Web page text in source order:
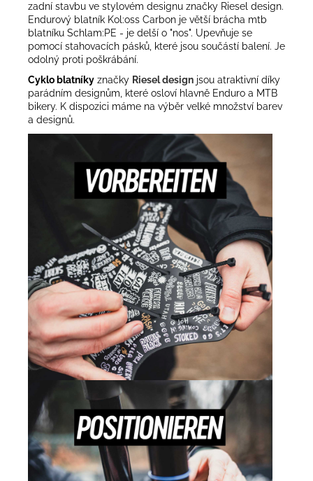
zadní stavbu ve stylovém designu značky Riesel design.
Endurový blatník Kol:oss Carbon je větší brácha mtb
blatníku Schlam:PE - je delší o "nos". Upevňuje se
pomocí stahovacích pásků, které jsou součástí balení. Je
odolný proti poškrábání.
Cyklo blatníky značky Riesel design jsou atraktivní díky
parádním designům, které osloví hlavně Enduro a MTB
bikery. K dispozici máme na výběr velké množství barev
a designů.